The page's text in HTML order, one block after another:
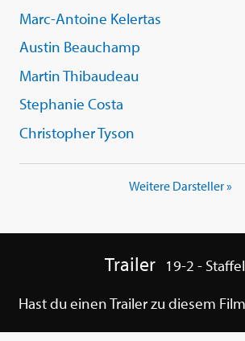
Marc-Antoine Kelertas
Austin Beauchamp
Martin Thibaudeau
Stephanie Costa
Christopher Tyson
Weitere Darsteller »
Trailer
19-2 -
Hast du einen Trailer zu diesem